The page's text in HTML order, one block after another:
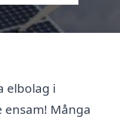
elbolag i
ensam! Många